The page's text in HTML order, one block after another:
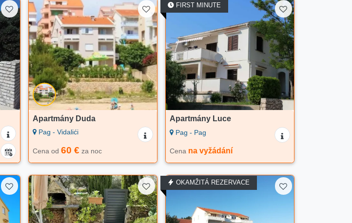
Apartmány Duda
Pag - Vidalići
Cena od 60 € za noc
FIRST MINUTE
Apartmány Luce
Pag - Pag
Cena na vyžádání
OKAMŽITÁ REZERVACE